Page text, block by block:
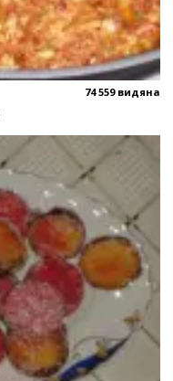
74 559 видяна